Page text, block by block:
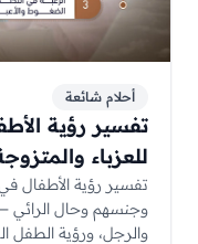
أحلام شائعة
تفسير رؤية
للعزباء
تفسير رؤية الأطفال
وجنسهم وحال الرائي —
والرجل، ورؤية الطفل